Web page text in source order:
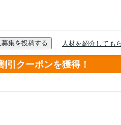
引クーポンを獲得！